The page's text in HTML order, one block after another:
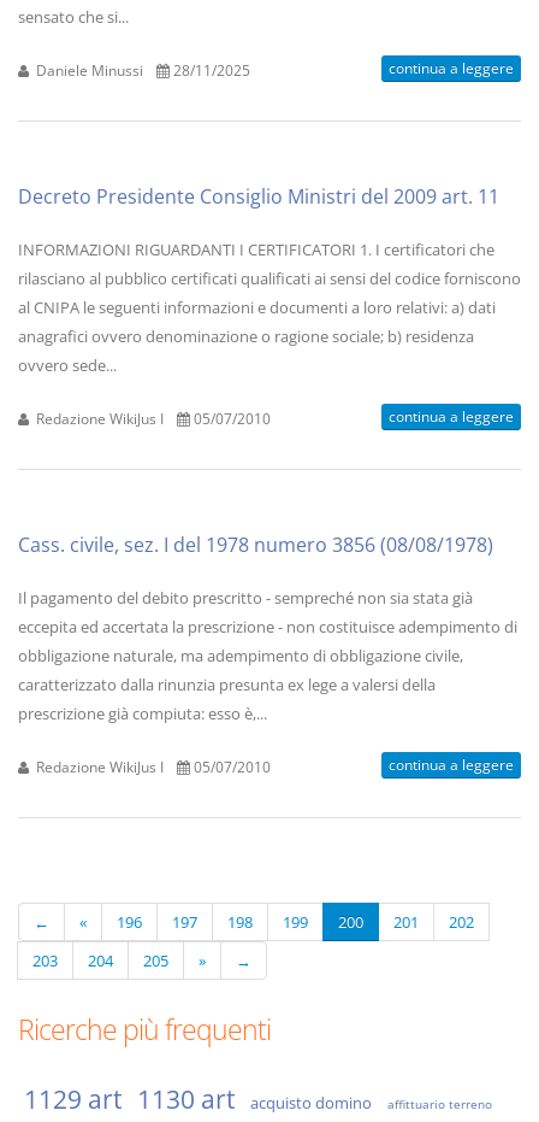
sensato che si...
Daniele Minussi 28/11/2025 continua a leggere
Decreto Presidente Consiglio Ministri del 2009 art. 11
INFORMAZIONI RIGUARDANTI I CERTIFICATORI 1. I certificatori che
rilasciano al pubblico certificati qualificati ai sensi del codice forniscono
al CNIPA le seguenti informazioni e documenti a loro relativi: a) dati
anagrafici ovvero denominazione o ragione sociale; b) residenza
ovvero sede...
Redazione WikiJus I 05/07/2010 continua a leggere
Cass. civile, sez. I del 1978 numero 3856 (08/08/1978)
Il pagamento del debito prescritto - sempreché non sia stata già
eccepita ed accertata la prescrizione - non costituisce adempimento di
obbligazione naturale, ma adempimento di obbligazione civile,
caratterizzato dalla rinunzia presunta ex lege a valersi della
prescrizione già compiuta: esso è,...
Redazione WikiJus I 05/07/2010 continua a leggere
← « 196 197 198 199 200 201
202
203
204 205 » →
Ricerche più frequenti
1129 art 1130 art acquisto domino
affittuario terreno